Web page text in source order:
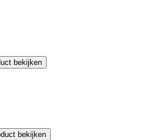
bekijken
bekijken